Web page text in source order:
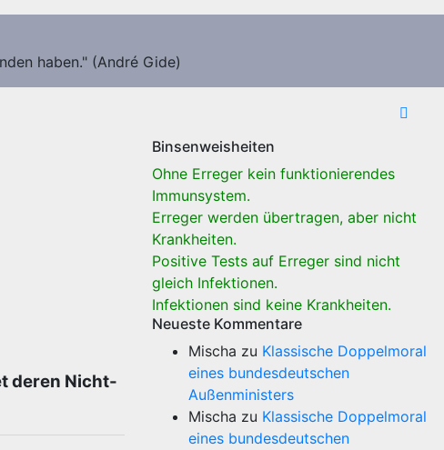
haben." (André Gide)
deren Nicht-
Binsenweisheiten
Ohne Erreger kein funktionierendes
Immunsystem.
Erreger werden übertragen, aber nicht
Krankheiten.
Positive Tests auf Erreger sind nicht
gleich Infektionen.
Infektionen sind keine Krankheiten.
Neueste Kommentare
Mischa zu Klassische Doppelmoral
eines bundesdeutschen
Außenministers
Mischa zu Klassische Doppelmoral
eines bundesdeutschen